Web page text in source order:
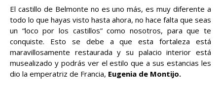
El castillo de Belmonte no es uno más, es muy diferente a
todo lo que hayas visto hasta ahora, no hace falta que seas
un “loco por los castillos” como nosotros, para que te
conquiste. Esto se debe a que esta fortaleza está
maravillosamente restaurada y su palacio interior está
musealizado y podrás ver el estilo que a sus estancias les
dio la emperatriz de Francia, Eugenia de Montijo.